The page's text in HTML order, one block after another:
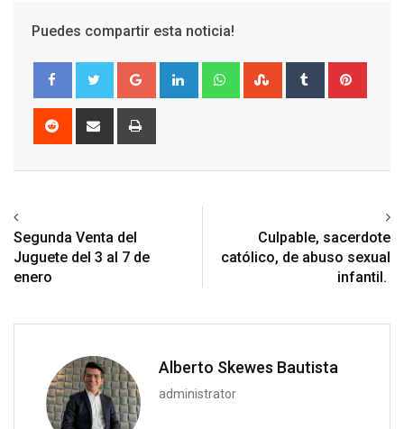
Puedes compartir esta noticia!
Google+ LinkedIn WhatsappStumbleUpon
Tumblr
Reddit
Share
Segunda Venta del
Juguete del 3 al 7 de
enero
Culpable, sacerdote
católico, de abuso sexual
infantil.
Alberto Skewes Bautista
administrator